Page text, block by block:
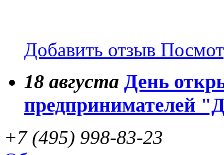
Добавить отзыв
18 августа День
предпринимателей
+7 (495) 998-83-23